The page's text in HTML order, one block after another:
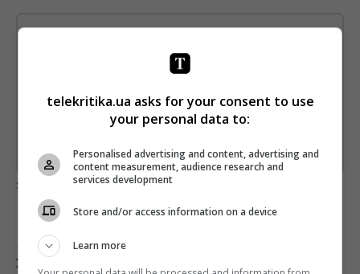
!
Підписатись→
Предоставлено SendPulse
загрузка...
Попередня стаття
ХТО СТАВ ЛАУРЕАТОМ ПРЕМІЇ ГІЛЬДІЇ
telekritika.ua asks for your consent to use
your personal data to:
Personalised advertising and content, advertising and
content measurement, audience research and
services development
Store and/or access information on a device
Learn more